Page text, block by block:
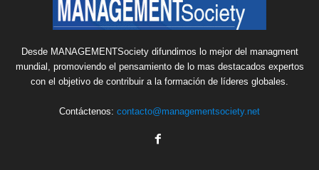
Desde MANAGEMENTSociety difundimos lo mejor del managment
mundial, promoviendo el pensamiento de lo mas destacados expertos
con el objetivo de contribuir a la formación de líderes globales.
Contáctenos: contacto@managementsociety.net